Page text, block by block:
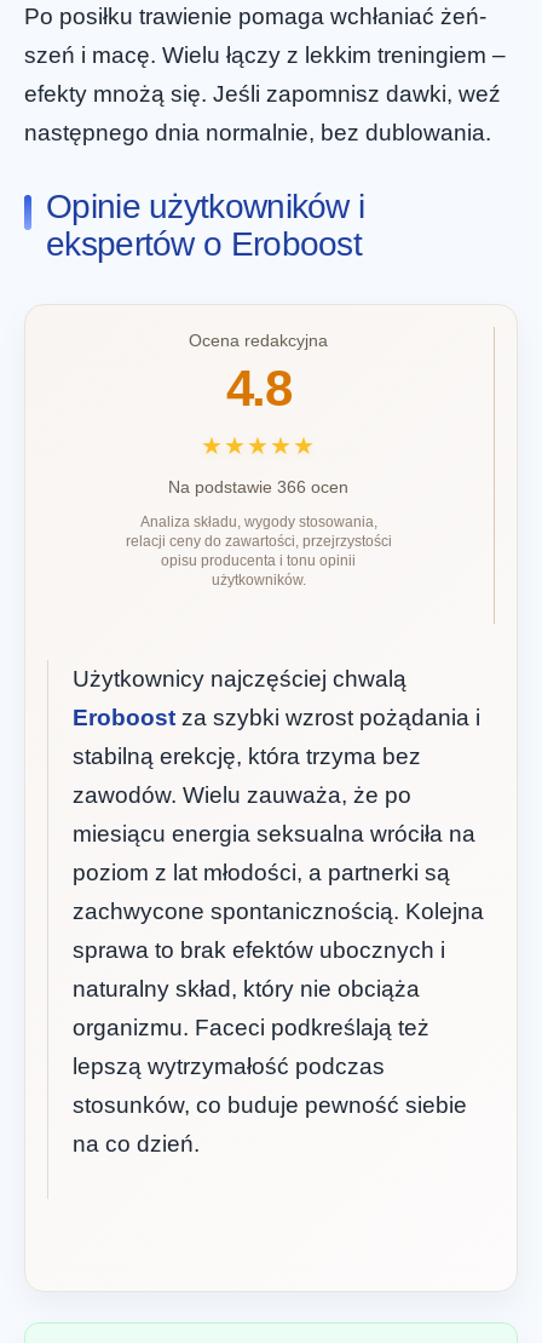
Po posiłku trawienie pomaga wchłaniać żeń-
szeń i macę. Wielu łączy z lekkim treningiem –
efekty mnożą się. Jeśli zapomnisz dawki, weź
następnego dnia normalnie, bez dublowania.
Opinie użytkowników i
ekspertów o Eroboost
Ocena redakcyjna
4.8
★★★★★
Na podstawie 366 ocen
Analiza składu, wygody stosowania,
relacji ceny do zawartości, przejrzystości
opisu producenta i tonu opinii
użytkowników.
Użytkownicy najczęściej chwalą
Eroboost za szybki wzrost pożądania i
stabilną erekcję, która trzyma bez
zawodów. Wielu zauważa, że po
miesiącu energia seksualna wróciła na
poziom z lat młodości, a partnerki są
zachwycone spontanicznością. Kolejna
sprawa to brak efektów ubocznych i
naturalny skład, który nie obciąża
organizmu. Faceci podkreślają też
lepszą wytrzymałość podczas
stosunków, co buduje pewność siebie
na co dzień.